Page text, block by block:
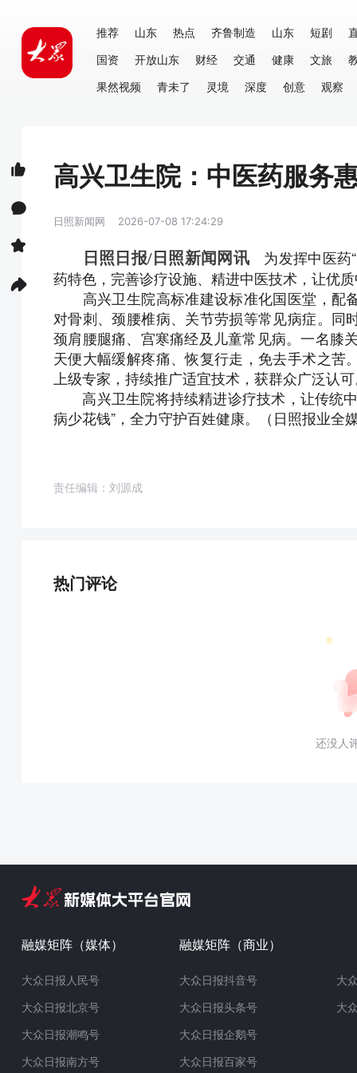
推荐 山东 热点 齐鲁制造 山东 短剧
国资
开放山东 财经 交通 健康 文旅
果然视频
青未了 灵境 深度 创意 观察
高兴卫生院：中医药服务
日照新闻网 2026-07-08 17:24:29
日照日报/日照新闻网讯 为发挥中医药
药特色，完善诊疗设施、精进中医技术，让优
高兴卫生院高标准建设标准化国医堂，配
对骨刺、颈腰椎病、关节劳损等常见病症。
颈肩腰腿痛、宫寒痛经及儿童常见病。一名膝
天便大幅缓解疼痛、恢复行走，免去手术之
上级专家，持续推广适宜技术，获群众广泛认
高兴卫生院将持续精进诊疗技术，让传统中
病少花钱”，全力守护百姓健康。（日照报业
责任编辑：刘源成
热门评论
还没人
融媒矩阵（媒体）
大众日报人民号
大众日报北京号
大众日报潮鸣号
大众日报南方号
融媒矩阵（商业）
大众日报抖音号
大众日报头条号
大众日报企鹅号
大众日报百家号
大
大